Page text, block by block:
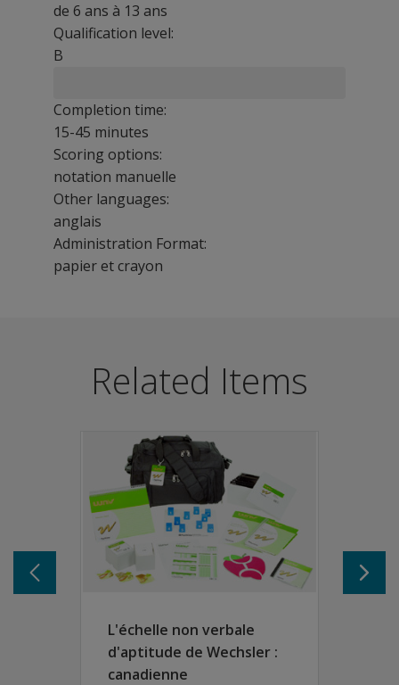
de 6 ans à 13 ans
Qualification level:
B
Completion time:
15-45 minutes
Scoring options:
notation manuelle
Other languages:
anglais
Administration Format:
papier et crayon
L'attention sélective qui est la capacité à résister à la
Le contrôle attentionnel qui est la capacité à
Ces épreuves sont :
Recherche dans le ciel: attention sélective/attention
: attention soutenue
Les petits hommes verts: contrôle attentionnel/
Faire deux choses à la fois: attention soutenue et
Carte géographique : attention sélective/focalisée
Écouter deux choses à la fois: attention soutenue
Marche – Arrête
: attention soutenue et inhibition de
Transmission de codes: attention soutenue.
Tout l'intérêt de cette épreuve réside dans la mise
Related Items
L'échelle non verbale
d'aptitude de Wechsler :
canadienne